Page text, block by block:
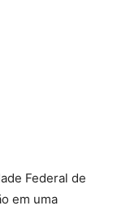
Federal de
em uma